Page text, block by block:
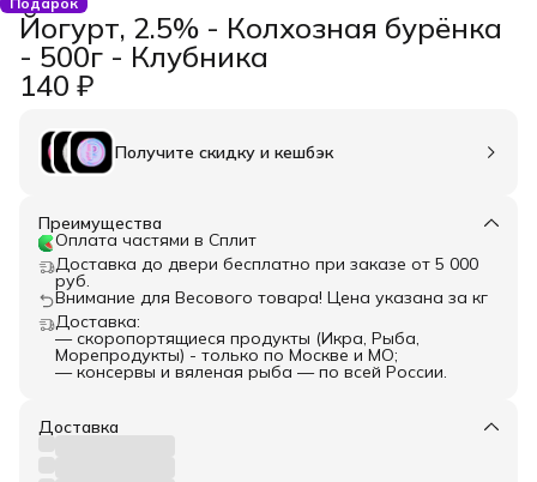
Йогурт, 2.5% - Колхозная бурёнка
- 500г - Клубника
140 ₽
Получите скидку и кешбэк
Преимущества
Оплата частями в Сплит
Доставка до двери бесплатно при заказе от 5 000
руб.
Внимание для Весового товара! Цена указана за кг
Доставка:
— скоропортящиеся продукты (Икра, Рыба,
Морепродукты) - только по Москве и МО;
— консервы и вяленая рыба — по всей России.
Доставка